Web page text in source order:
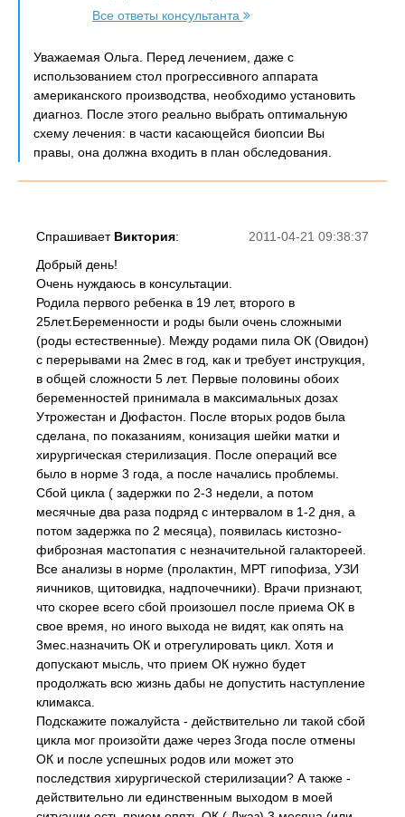
Все ответы консультанта
Уважаемая Ольга. Перед лечением, даже с
использованием стол прогрессивного аппарата
американского производства, необходимо установить
диагноз. После этого реально выбрать оптимальную
схему лечения: в части касающейся биопсии Вы
правы, она должна входить в план обследования.
2011-04-21 09:38:37
Спрашивает Виктория:
Добрый день!
Очень нуждаюсь в консультации.
Родила первого ребенка в 19 лет, второго в
25лет.Беременности и роды были очень сложными
(роды естественные). Между родами пила ОК (Овидон)
с перерывами на 2мес в год, как и требует инструкция,
в общей сложности 5 лет. Первые половины обоих
беременностей принимала в максимальных дозах
Утрожестан и Дюфастон. После вторых родов была
сделана, по показаниям, конизация шейки матки и
хирургическая стерилизация. После операций все
было в норме 3 года, а после начались проблемы.
Сбой цикла ( задержки по 2-3 недели, а потом
месячные два раза подряд с интервалом в 1-2 дня, а
потом задержка по 2 месяца), появилась кистозно-
фиброзная мастопатия с незначительной галактореей.
Все анализы в норме (пролактин, МРТ гипофиза, УЗИ
яичников, щитовидка, надпочечники). Врачи признают,
что скорее всего сбой произошел после приема ОК в
свое время, но иного выхода не видят, как опять на
3мес.назначить ОК и отрегулировать цикл. Хотя и
допускают мысль, что прием ОК нужно будет
продолжать всю жизнь дабы не допустить наступление
климакса.
Подскажите пожалуйста - действительно ли такой сбой
цикла мог произойти даже через 3года после отмены
ОК и после успешных родов или может это
последствия хирургической стерилизации? А также -
действительно ли единственным выходом в моей